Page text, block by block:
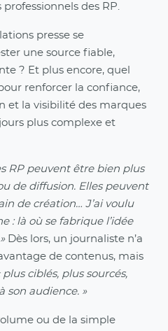
des RP.
presse se
une source fiable,
? Et plus encore, quel
renforcer la confiance,
et la visibilité des marques
plus complexe et
RP peuvent être bien plus
de diffusion. Elles peuvent
de création… J’ai voulu
: là où se fabrique l’idée
Dès lors, un journaliste n’a
de contenus, mais
plus ciblés, plus sourcés,
son audience. »
ou de la simple